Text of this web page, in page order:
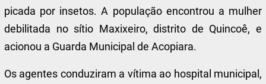
picada por insetos. A população encontrou a mulher
debilitada no sítio Maxixeiro, distrito de Quincoê, e
acionou a Guarda Municipal de Acopiara.
Os agentes conduziram a vítima ao hospital municipal,